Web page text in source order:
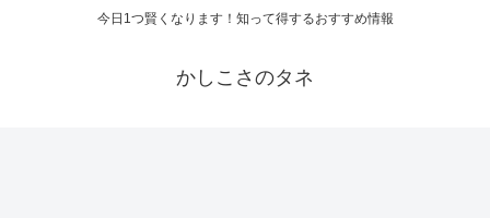
今日1つ賢くなります！知って得するおすすめ情報
かしこさのタネ